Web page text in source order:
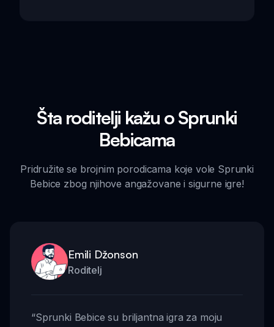
Šta roditelji kažu o Sprunki
Bebicama
Pridružite se brojnim porodicama koje vole Sprunki
Bebice zbog njihove angažovane i sigurne igre!
Emili Džonson
Roditelj
“Sprunki Bebice su briljantna igra za moju